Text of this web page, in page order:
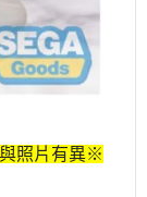
照片有異※